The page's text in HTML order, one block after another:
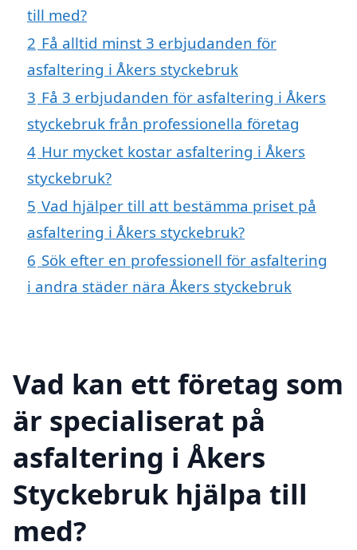
till med?
2 Få alltid minst 3 erbjudanden för
asfaltering i Åkers styckebruk
3 Få 3 erbjudanden för asfaltering i Åkers
styckebruk från professionella företag
4 Hur mycket kostar asfaltering i Åkers
styckebruk?
5 Vad hjälper till att bestämma priset på
asfaltering i Åkers styckebruk?
6 Sök efter en professionell för asfaltering
i andra städer nära Åkers styckebruk
Vad kan ett företag som
är specialiserat på
asfaltering i Åkers
Styckebruk hjälpa till
med?